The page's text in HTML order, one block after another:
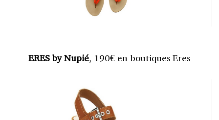
ERES by Nupié, 190€ en boutiques Eres